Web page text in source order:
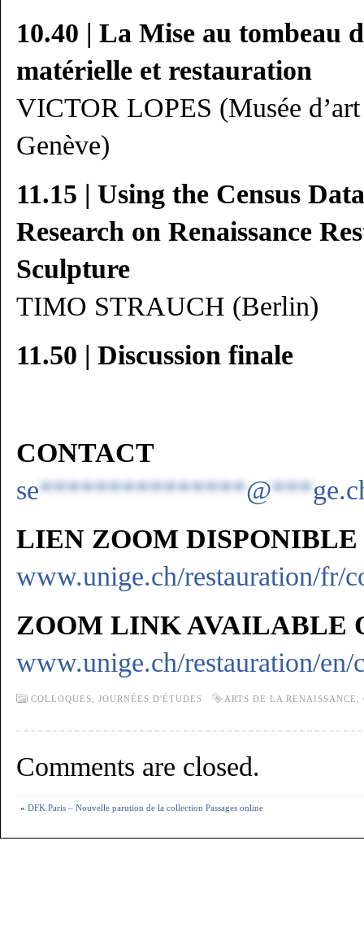
10.40 | La Mise au tombeau
matérielle et restauration
VICTOR LOPES (Musée d’art
Genève)
11.15 | Using the Census
Research on Renaissance
Sculpture
TIMO STRAUCH (Berlin)
11.50 | Discussion finale
CONTACT
se***************@***
LIEN ZOOM DISPONIBLE
www.unige.ch/restauration/fr/
ZOOM LINK AVAILABLE
www.unige.ch/restauration/en/
COLLOQUES, JOURNÉES D'ÉTUDES ARTS DE LA RENAISSANCE
Comments are closed.
« DFK Paris – Nouvelle parution de la collection Passages online